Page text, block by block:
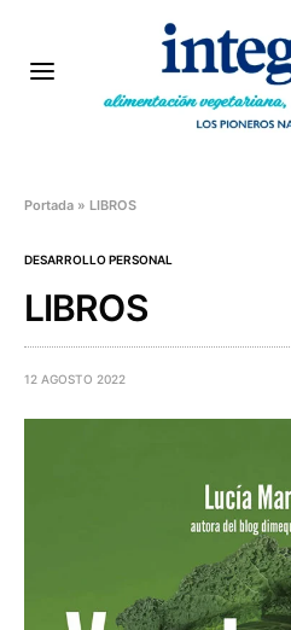
Portada » LIBROS
DESARROLLO PERSONAL
LIBROS
12 AGOSTO 2022